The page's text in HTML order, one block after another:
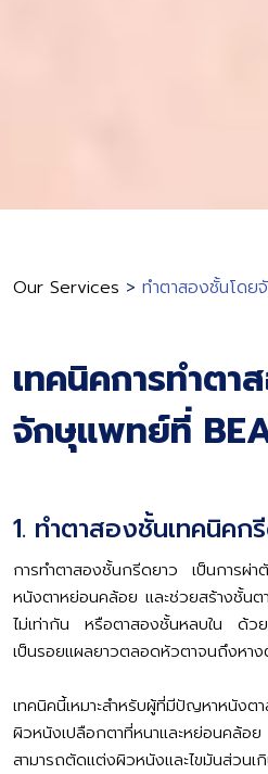
Our Services > ทำตาสองชั้นโด
เทคนิคการทำตา
จักษุแพทย์ที่
1. ทำตาสองชั้นเทคนิคก
การทำตาสองชั้นกรีดยาว เป็นการผ่
หนังตาหย่อนคล้อย และช่วยสร้างชั้นต
ไม่เท่ากัน หรือตาสองชั้นหลบใน ด้วย
เป็นรอยแผลยาวตลอดหัวตาจนถึงหาง
เทคนิคนี้เหมาะสำหรับผู้ที่มีปัญหาห
ผิวหนังเปลือกตาที่หนาและหย่อนค
สามารถตัดแต่งผิวหนังและไขมันส่วนเ